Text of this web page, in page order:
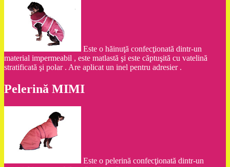
Este o hăinuţă confecţionată dintr-un
material impermeabil , este matlastă şi este căptuşită cu vatelină
stratificată şi polar . Are aplicat un inel pentru adresier .
Pelerină MIMI
Este o pelerină confecţionată dintr-un